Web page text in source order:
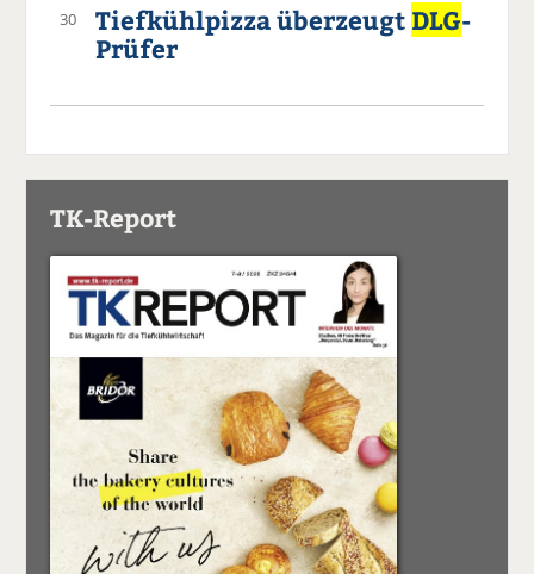
30 Tiefkühlpizza überzeugt DLG-
Prüfer
TK-Report